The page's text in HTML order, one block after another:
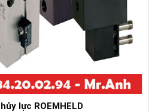
lực ROEMHELD